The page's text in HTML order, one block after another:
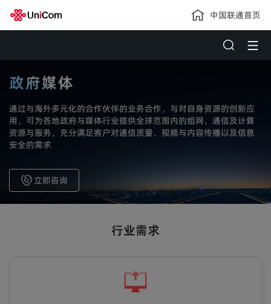
中国联通首页
政府媒体
通过与海外多元化的合作伙伴的业务合作，与对自身资源的创新应
用，可为各地政府与媒体行业提供全球范围内的组网、通信及计算
资源与服务，充分满足客户对通信质量、视频与内容传播以及信息
安全的需求
立即咨询
行业需求